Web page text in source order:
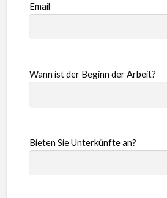
Email
Wann ist der Beginn der Arbeit?
Bieten Sie Unterkünfte an?